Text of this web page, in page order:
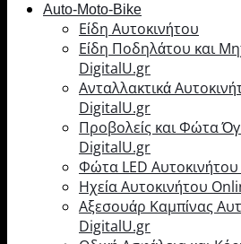
Auto-Moto-Bike
Είδη Αυτοκινήτου
Είδη Ποδηλάτου και
DigitalU.gr
Ανταλλακτικά
DigitalU.gr
Προβολείς και Φώτα
DigitalU.gr
Φώτα LED
Ηχεία Αυτοκινήτου
Αξεσουάρ Καμπίνας
DigitalU.gr